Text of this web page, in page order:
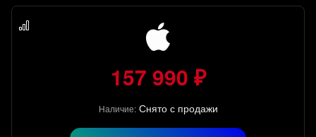
157 990 ₽
Наличие: Снято с продажи